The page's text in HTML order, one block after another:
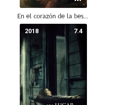
En el corazón de la bestia
7.4
2018